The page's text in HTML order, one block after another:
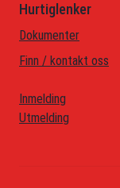
Hurtiglenker
Dokumenter
Finn / kontakt oss
Inmelding
Utmelding